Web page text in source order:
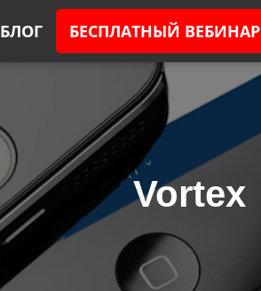
БЛОГ БЕСПЛАТНЫЙ ВЕБИНАР
Vortex